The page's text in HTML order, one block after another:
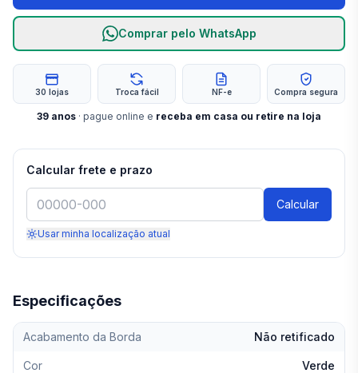
Especificações
Acabamento da Borda Não retificado
Cor Verde
Comprar pelo WhatsApp
30 lojas Troca fácil NF-e Compra segura
39 anos · pague online e receba em casa ou retire na loja
Calcular frete e prazo
Calcular
Usar minha localização atual